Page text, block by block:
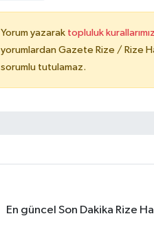
Yorum yazarak topluluk
yorumlardan Gazete Rize / Rize
sorumlu tutulamaz.
En güncel Son Dakika Rize